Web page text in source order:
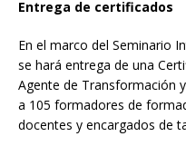
Entrega de certificados
En el marco del Seminario
se hará entrega de una
Agente de Transformación
a 105 formadores de
docentes y encargados de